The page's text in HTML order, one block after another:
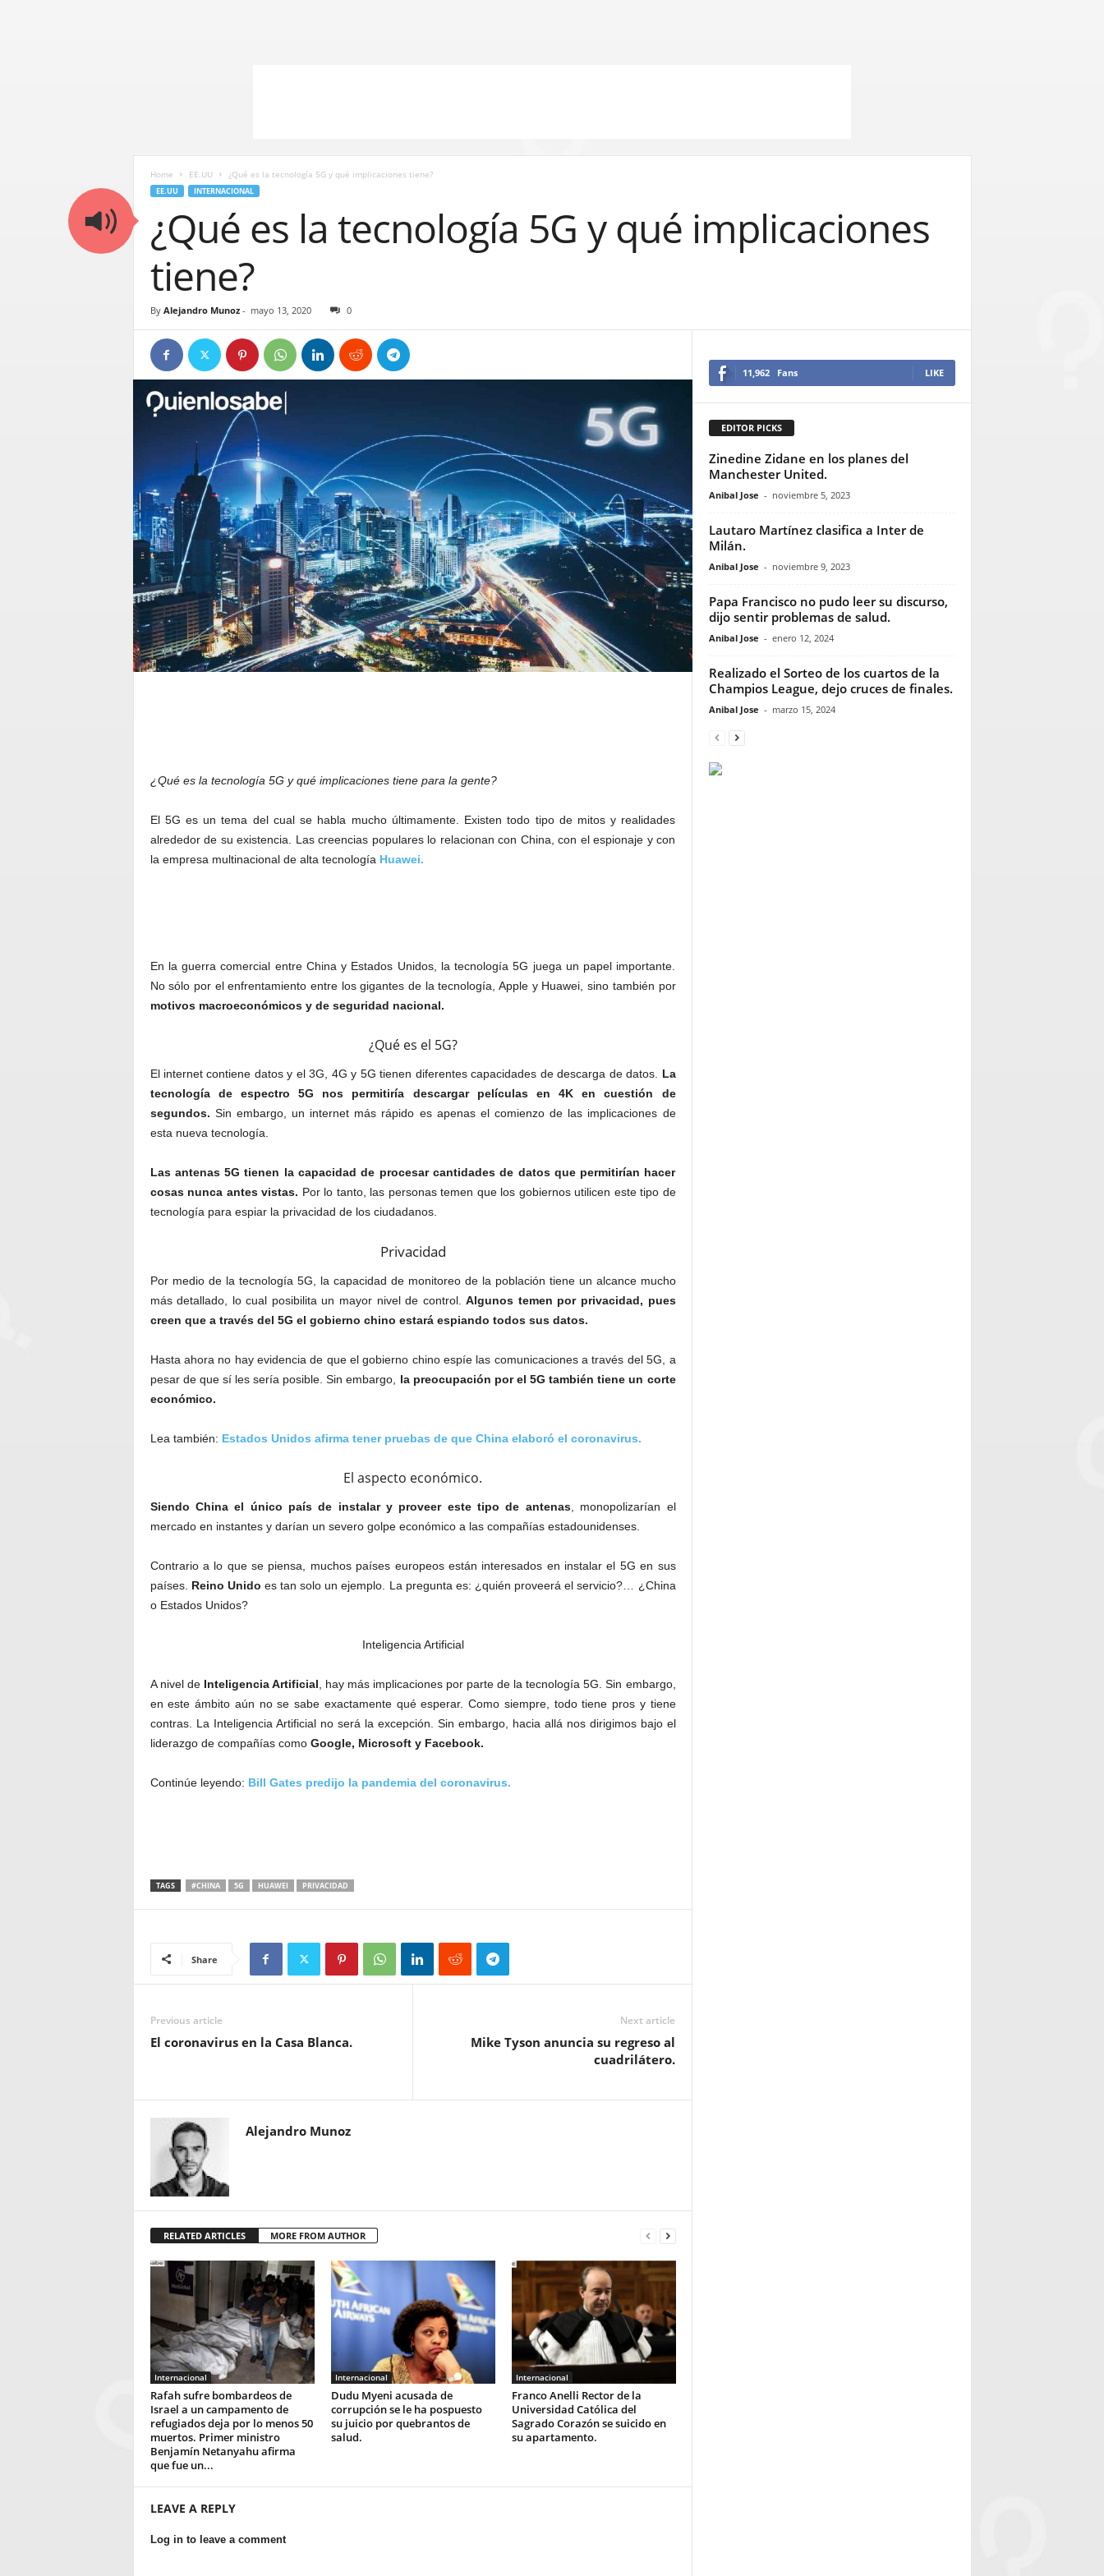
Home EE.UU ¿Qué es la tecnología 5G y qué implicaciones tiene?
EE.UU INTERNACIONAL
¿Qué es la tecnología 5G y qué implicaciones
tiene?
By Alejandro Munoz- mayo 13, 2020 0
¿Qué es la tecnología 5G y qué implicaciones tiene para la gente?
El 5G es un tema del cual se habla mucho últimamente. Existen todo tipo de mitos y realidades
alrededor de su existencia. Las creencias populares lo relacionan con China, con el espionaje y con
la empresa multinacional de alta tecnología Huawei.
En la guerra comercial entre China y Estados Unidos, la tecnología 5G juega un papel importante.
No sólo por el enfrentamiento entre los gigantes de la tecnología, Apple y Huawei, sino también por
motivos macroeconómicos y de seguridad nacional.
¿Qué es el 5G?
El internet contiene datos y el 3G, 4G y 5G tienen diferentes capacidades de descarga de datos. La
tecnología de espectro 5G nos permitiría descargar películas en 4K en cuestión de
segundos. Sin embargo, un internet más rápido es apenas el comienzo de las implicaciones de
esta nueva tecnología.
Las antenas 5G tienen la capacidad de procesar cantidades de datos que permitirían hacer
cosas nunca antes vistas. Por lo tanto, las personas temen que los gobiernos utilicen este tipo de
tecnología para espiar la privacidad de los ciudadanos.
Privacidad
Por medio de la tecnología 5G, la capacidad de monitoreo de la población tiene un alcance mucho
más detallado, lo cual posibilita un mayor nivel de control.Algunos temen por privacidad, pues
creen que a través del 5G el gobierno chino estará espiando todos sus datos.
Hasta ahora no hay evidencia de que el gobierno chino espíe las comunicaciones a través del 5G, a
pesar de que sí les sería posible. Sin embargo, la preocupación por el 5G también tiene un corte
económico.
Lea también: Estados Unidos afirma tener pruebas de que China elaboró el coronavirus.
El aspecto económico.
Siendo China el único país de instalar y proveer este tipo de antenas, monopolizarían el
mercado en instantes y darían un severo golpe económico a las compañías estadounidenses.
Contrario a lo que se piensa, muchos países europeos están interesados en instalar el 5G en sus
países. Reino Unido es tan solo un ejemplo. La pregunta es: ¿quién proveerá el servicio?… ¿China
o Estados Unidos?
Inteligencia Artificial
A nivel de Inteligencia Artificial , hay más implicaciones por parte de la tecnología 5G. Sin embargo,
en este ámbito aún no se sabe exactamente qué esperar. Como siempre, todo tiene pros y tiene
contras. La Inteligencia Artificial no será la excepción. Sin embargo, hacia allá nos dirigimos bajo el
liderazgo de compañías como Google, Microsoft y Facebook.
Continúe leyendo: Bill Gates predijo la pandemia del coronavirus.
TAGS #CHINA 5G HUAWEI PRIVACIDAD
Share
Previous article
El coronavirus en la Casa Blanca.
Next article
Mike Tyson anuncia su regreso al
cuadrilátero.
Alejandro Munoz
RELATED ARTICLES MORE FROM AUTHOR
Internacional
Rafah sufre bombardeos de
Israel a un campamento de
refugiados deja por lo menos 50
muertos. Primer ministro
Benjamín Netanyahu afirma
que fue un...
Internacional
Dudu Myeni acusada de
corrupción se le ha pospuesto
su juicio por quebrantos de
salud.
Internacional
Franco Anelli Rector de la
Universidad Católica del
Sagrado Corazón se suicido en
su apartamento.
LEAVE A REPLY
Log in to leave a comment
11,962 Fans LIKE
EDITOR PICKS
Zinedine Zidane en los planes del
Manchester United.
Anibal Jose - noviembre 5, 2023
Lautaro Martínez clasifica a Inter de
Milán.
Anibal Jose - noviembre 9, 2023
Papa Francisco no pudo leer su discurso,
dijo sentir problemas de salud.
Anibal Jose - enero 12, 2024
Realizado el Sorteo de los cuartos de la
Champios League, dejo cruces de finales.
Anibal Jose - marzo 15, 2024